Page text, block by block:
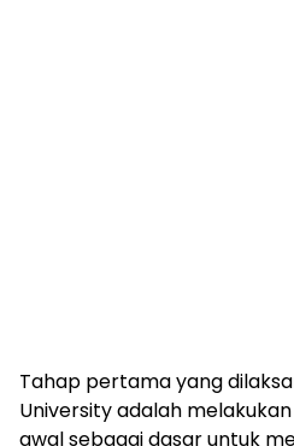
Tahap pertama yang
University adalah
awal sebagai dasar untuk